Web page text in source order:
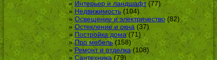
Интерьер и ландшафт(77)
Недвижимость(104)
Освещение и электричество(82)
Остекление и окна (37)
Постройка дома(71)
Про мебель(158)
Ремонт и отделка(108)
Сантехника (79)